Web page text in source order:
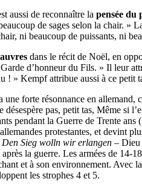
aussi de reconnaître lapensée du
de sages selon la chair. »
ni beaucoup de puissants, ni
dans le récit de Noël, en
d’honneur du Fils. » Il leur
! » Kempf attribue aussi à ce petit
une forte résonnance en allemand,
désespère pas, petit tas, Même si
pendant la Guerre de Trente
protestantes, et devint
Sieg wolln wir erlangen – Dieu
après la guerre. Les armées de
et à son environnement. Avec
les strophes 4 et 5.